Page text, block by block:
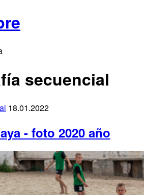
secuencial
18.01.2022
- foto 2020 año